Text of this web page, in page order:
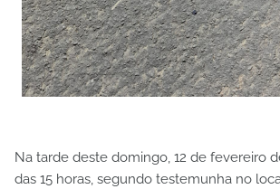
Na tarde deste domingo, 12 de fevereiro
das 15 horas, segundo testemunha no